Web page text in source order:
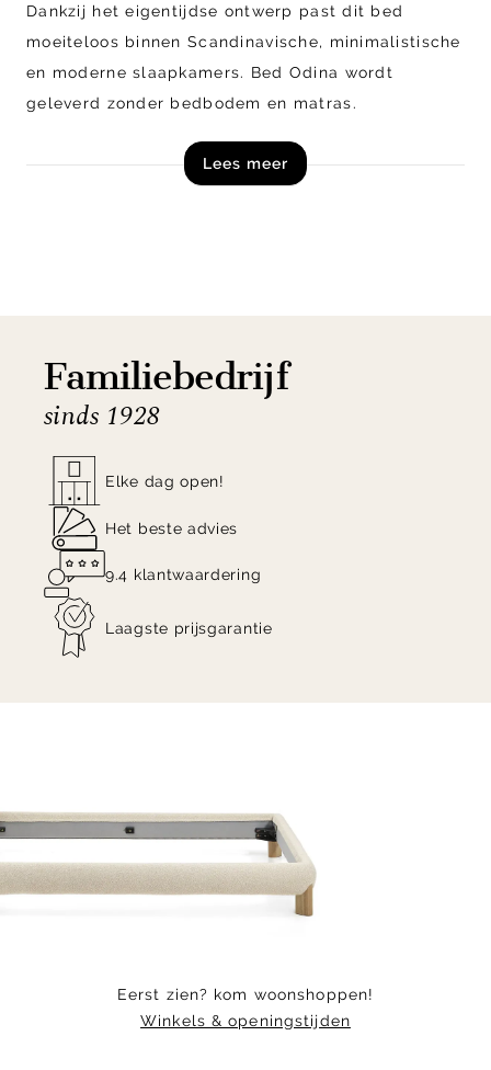
Dankzij het eigentijdse ontwerp past dit bed
moeiteloos binnen Scandinavische, minimalistische
en moderne slaapkamers. Bed Odina wordt
geleverd zonder bedbodem en matras.
Shop Bed Odina van Kave Home direct online!
Lees meer
Familiebedrijf
sinds 1928
Elke dag open!
Het beste advies
9.4 klantwaardering
Laagste prijsgarantie
of
6
Eerst zien? kom woonshoppen!
Winkels & openingstijden